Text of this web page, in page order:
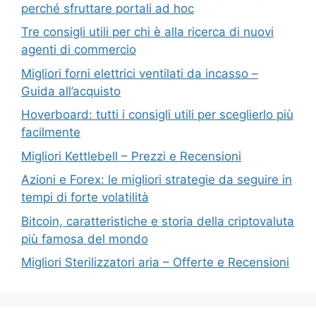
perché sfruttare portali ad hoc
Tre consigli utili per chi è alla ricerca di nuovi
agenti di commercio
Migliori forni elettrici ventilati da incasso –
Guida all’acquisto
Hoverboard: tutti i consigli utili per sceglierlo più
facilmente
Migliori Kettlebell – Prezzi e Recensioni
Azioni e Forex: le migliori strategie da seguire in
tempi di forte volatilità
Bitcoin, caratteristiche e storia della criptovaluta
più famosa del mondo
Migliori Sterilizzatori aria – Offerte e Recensioni